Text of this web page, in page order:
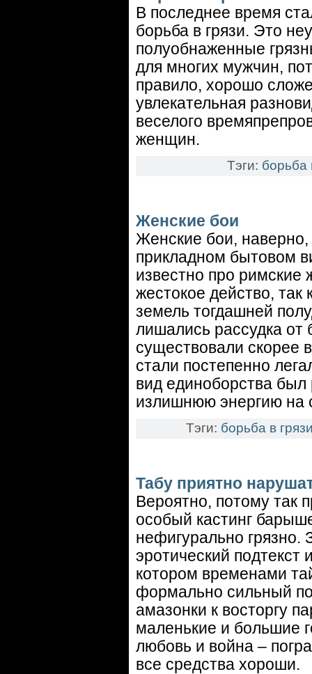
В последнее время
борьба в грязи. Это
полуобнаженные
для многих мужчин,
правило, хорошо
увлекательная
веселого
женщин.
Тэги: борьба
Женские бои
Женские бои,
прикладном бытовом
известно про римские
жестокое действо,
земель тогдашней
лишались рассудка от
существовали скорее
стали постепенно
вид единоборства был
излишнюю энергию на
Тэги: борьба в
Табу приятно
Вероятно, потому так
особый кастинг
нефигурально грязно.
эротический
котором временами
формально сильный
амазонки к восторгу
маленькие и большие
любовь и война –
все средства хороши.